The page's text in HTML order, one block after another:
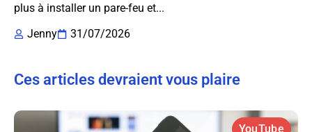
plus à installer un pare-feu et...
Jenny
31/07/2026
Ces articles devraient vous plaire
YouTube